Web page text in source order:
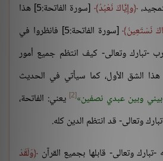
وإِيَّاكَ نَعْبُدُ
[سورة الفاتحة:5] هذا
نَسْتَعِينُ
[سورة الفاتحة:5] فانظروا في
-تبارك وتعالى- كيف انتظم جميع أمور
هذا الشق الأول، كما سيأتي في الحديث
وبين عبدي نصفين [2]
يعني: الفاتحة،
وتعالى- قد انتظم الدين كله.
وتعالى- قابلها بجميع القرآن وَلَقَدْ